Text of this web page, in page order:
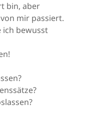
bin, aber
mir passiert.
ich bewusst